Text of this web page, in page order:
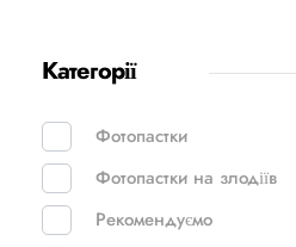
Категорії
Фотопастки
Фотопастки на злодіїв
Рекомендуємо